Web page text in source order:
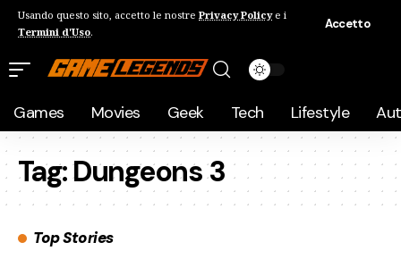
Usando questo sito, accetto le nostre Privacy Policye i
Termini d'Uso.
Accetto
Games Movies Geek Tech Lifestyle
Tag:Dungeons 3
Top Stories